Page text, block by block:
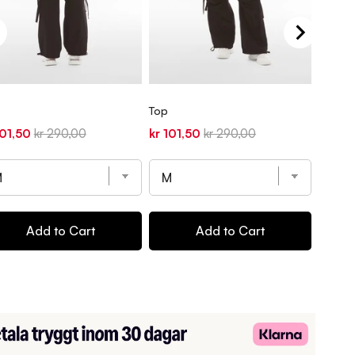
Original
kr 290,00
Add to Cart
Top
Sale
kr 101,50 Original
kr 290,00
Add to Cart